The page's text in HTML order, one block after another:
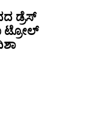
ಡ್ರೆಸ್
ಟ್ರೋಲ್